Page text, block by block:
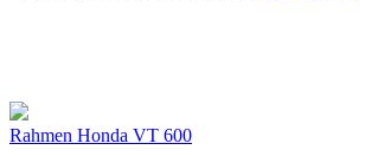
Rahmen Honda VT 600